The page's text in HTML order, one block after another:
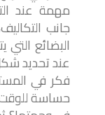
مهمة عند
جانب
البضائع
عند تحديد
فكر في
حساسة